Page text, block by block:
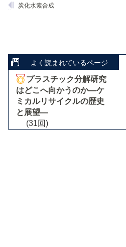
炭化水素合成
よく読まれているページ
プラスチック分解研究
はどこへ向かうのか―ケ
ミカルリサイクルの歴史
と展望―
(31回)